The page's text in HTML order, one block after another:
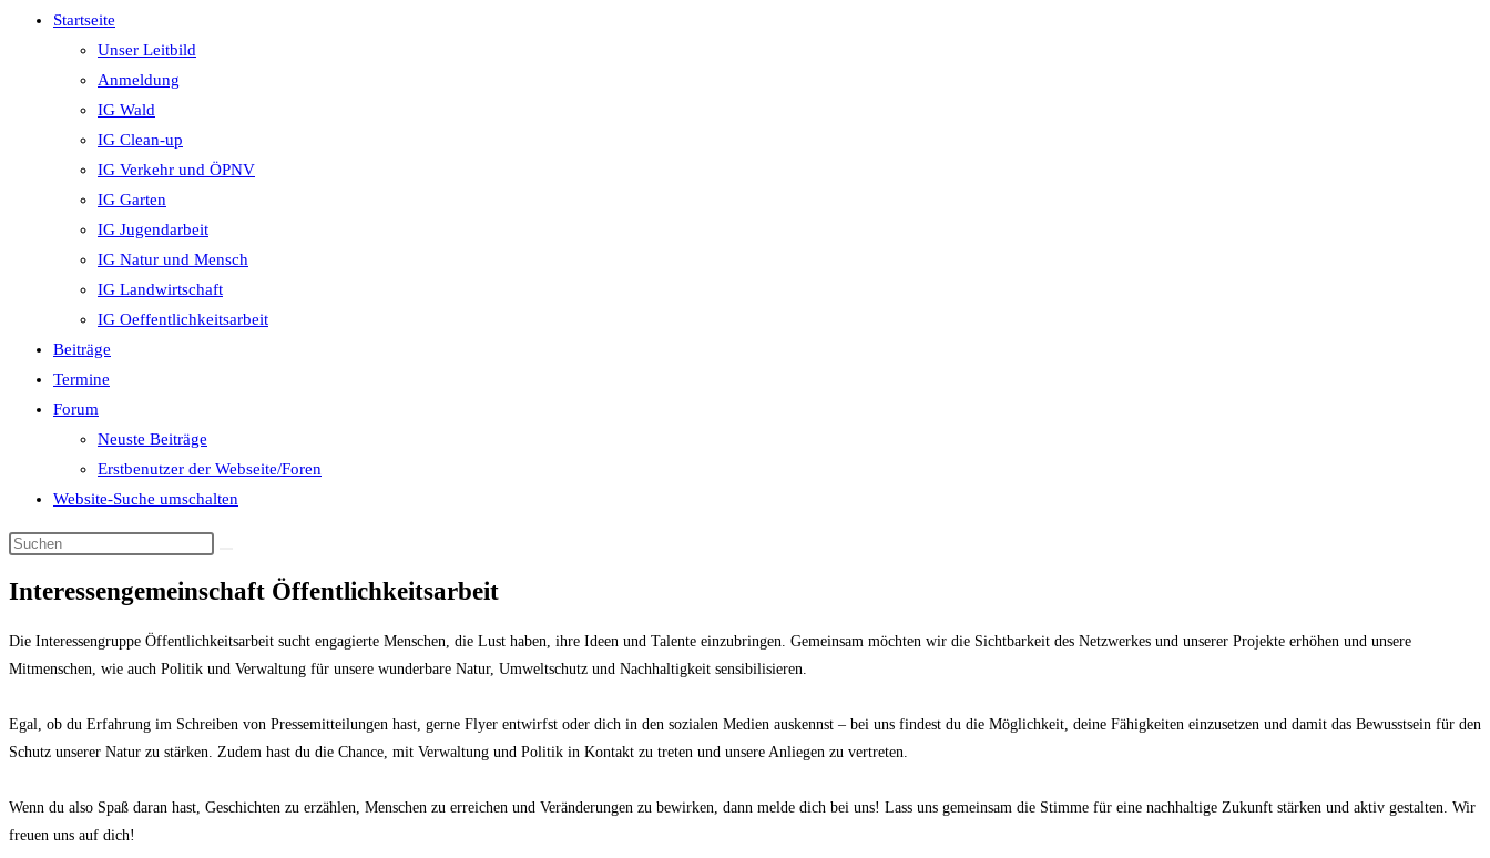
Startseite
Unser Leitbild
Anmeldung
IG Wald
IG Clean-up
IG Verkehr und ÖPNV
IG Garten
IG Jugendarbeit
IG Natur und Mensch
IG Landwirtschaft
IG Oeffentlichkeitsarbeit
Beiträge
Termine
Forum
Neuste Beiträge
Erstbenutzer der Webseite/Foren
Website-Suche umschalten
Interessengemeinschaft Öffentlichkeitsarbeit
Die Interessengruppe Öffentlichkeitsarbeit sucht engagierte Menschen, die Lust haben, ihre Ideen und Talente einzubringen. Gemeinsam möchten wir die Sichtbarkeit des Netzwerkes und unserer Projekte erhöhen und unsere
Mitmenschen, wie auch Politik und Verwaltung für unsere wunderbare Natur, Umweltschutz und Nachhaltigkeit sensibilisieren.
Egal, ob du Erfahrung im Schreiben von Pressemitteilungen hast, gerne Flyer entwirfst oder dich in den sozialen Medien auskennst – bei uns findest du die Möglichkeit, deine Fähigkeiten einzusetzen und damit das Bewusstsein für den
Schutz unserer Natur zu stärken. Zudem hast du die Chance, mit Verwaltung und Politik in Kontakt zu treten und unsere Anliegen zu vertreten.
Wenn du also Spaß daran hast, Geschichten zu erzählen, Menschen zu erreichen und Veränderungen zu bewirken, dann melde dich bei uns! Lass uns gemeinsam die Stimme für eine nachhaltige Zukunft stärken und aktiv gestalten. Wir
freuen uns auf dich!